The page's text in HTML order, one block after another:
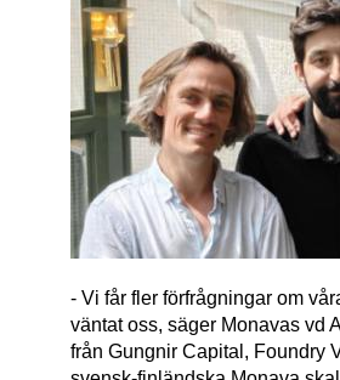
- Vi får fler förfrågningar om
väntat oss, säger Monavas vd
från Gungnir Capital, Foundry